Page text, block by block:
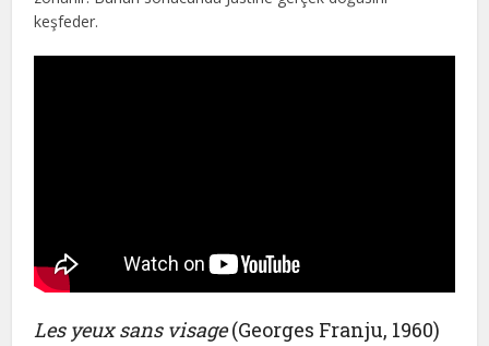
keşfeder.
Les yeux sans visage(Georges Franju, 1960)